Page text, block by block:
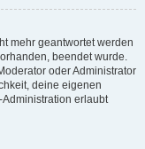
mehr geantwortet werden
beendet wurde.
oder Administrator
deine eigenen
erlaubt